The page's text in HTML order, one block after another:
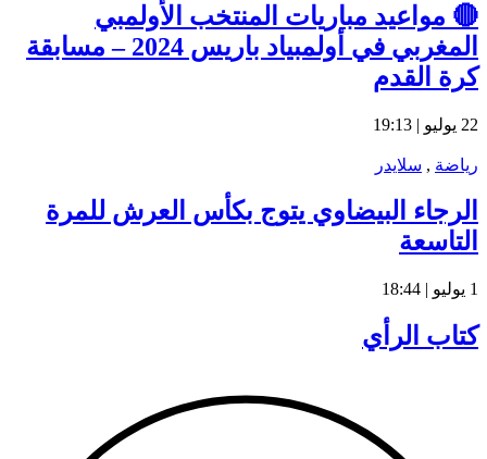
🔴 مواعيد مباريات المنتخب الأولمبي
المغربي في أولمبياد باريس 2024 – مسابقة
كرة القدم
22 يوليو | 19:13
رياضة , سلايدر
الرجاء البيضاوي يتوج بكأس العرش للمرة
التاسعة
1 يوليو | 18:44
كتاب الرأي